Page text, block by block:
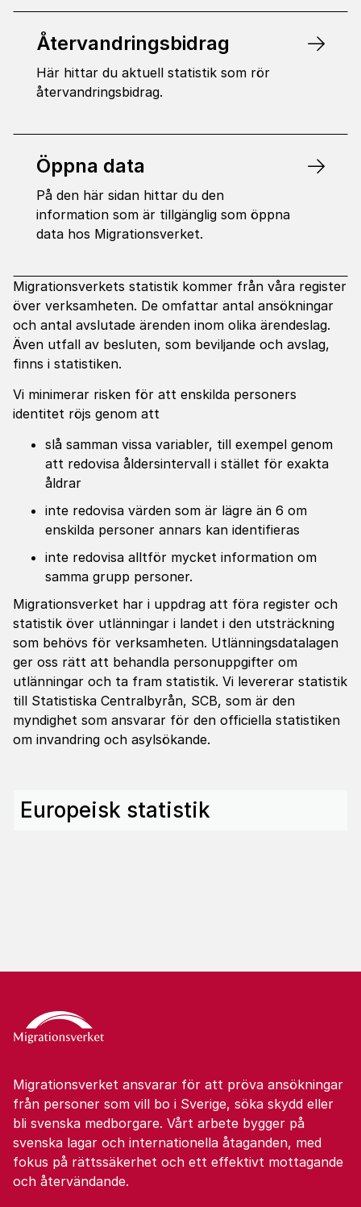
Återvandringsbidrag
Här hittar du aktuell statistik som rör
återvandringsbidrag.
Öppna data
På den här sidan hittar du den
information som är tillgänglig som öppna
data hos Migrationsverket.
Migrationsverkets statistik kommer från våra register
över verksamheten. De omfattar antal ansökningar
och antal avslutade ärenden inom olika ärendeslag.
Även utfall av besluten, som beviljande och avslag,
finns i statistiken.
Vi minimerar risken för att enskilda personers
identitet röjs genom att
slå samman vissa variabler, till exempel genom
att redovisa åldersintervall i stället för exakta
åldrar
inte redovisa värden som är lägre än 6 om
enskilda personer annars kan identifieras
inte redovisa alltför mycket information om
samma grupp personer.
Migrationsverket har i uppdrag att föra register och
statistik över utlänningar i landet i den utsträckning
som behövs för verksamheten. Utlänningsdatalagen
ger oss rätt att behandla personuppgifter om
utlänningar och ta fram statistik. Vi levererar statistik
till Statistiska Centralbyrån, SCB, som är den
myndighet som ansvarar för den officiella statistiken
om invandring och asylsökande.
Europeisk statistik
Migrationsverket ansvarar för att pröva ansökningar
från personer som vill bo i Sverige, söka skydd eller
bli svenska medborgare. Vårt arbete bygger på
svenska lagar och internationella åtaganden, med
fokus på rättssäkerhet och ett effektivt mottagande
och återvändande.